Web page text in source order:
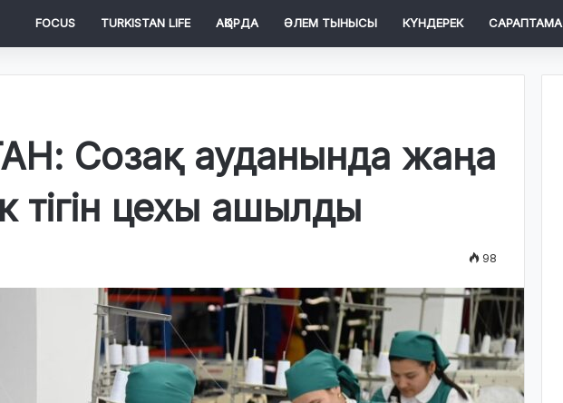
FOCUS TURKISTAN LIFE АҚОРДА ӘЛЕМ ТЫНЫСЫ КҮНДЕРЕК САРАПТАМА
Созақ ауданында жаңа
тігін цехы ашылды
98